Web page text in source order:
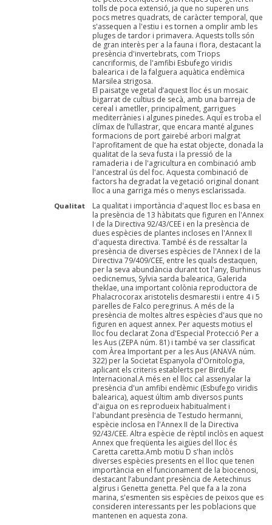
tolls de poca extensió, ja que no superen uns
pocs metres quadrats, de caràcter temporal, que
s'assequen a l'estiu i es tornen a omplir amb les
pluges de tardor i primavera. Aquests tolls són
de gran interès per a la fauna i flora, destacant la
presència d'invertebrats, com Triops
cancriformis, de l'amfibi Esbufego viridis
balearica i de la falguera aquàtica endèmica
Marsilea strigosa.
El paisatge vegetal d’aquest lloc és un mosaic
bigarrat de cultius de secà, amb una barreja de
cereal i ametller, principalment, garrigues
mediterrànies i algunes pinedes. Aquí es troba el
clímax de l’ullastrar, que encara manté algunes
formacions de port gairebé arbori malgrat
l'aprofitament de que ha estat objecte, donada la
qualitat de la seva fusta i la pressió de la
ramaderia i de l'agricultura en combinació amb
l'ancestral ús del foc. Aquesta combinació de
factors ha degradat la vegetació original donant
lloc a una garriga més o menys esclarissada.
Qualitat
La qualitat i importància d'aquest lloc es basa en
la presència de 13 hàbitats que figuren en l'Annex
I de la Directiva 92/43/CEE i en la presència de
dues espècies de plantes incloses en l'Annex II
d'aquesta directiva. També és de ressaltar la
presència de diverses espècies de l'Annex I de la
Directiva 79/409/CEE, entre les quals destaquen,
per la seva abundància durant tot l'any, Burhinus
oedicnemus, Sylvia sarda balearica, Galerida
theklae, una important colònia reproductora de
Phalacrocorax aristotelis desmarestii i entre 4 i 5
parelles de Falco peregrinus. A més de la
presència de moltes altres espècies d'aus que no
figuren en aquest annex. Per aquests motius el
lloc fou declarat Zona d'Especial Protecció Per a
les Aus (ZEPA núm. 81) i també va ser classificat
com Àrea Important per a les Aus (ANAVA núm.
322) per la Societat Espanyola d'Ornitologia,
aplicant els criteris establerts per BirdLife
Internacional.A més en el lloc cal assenyalar la
presència d'un amfibi endèmic (Esbufego viridis
balearica), aquest últim amb diversos punts
d'aigua on es reprodueix habitualment i
l'abundant presència de Testudo hermanni,
espècie inclosa en l'Annex II de la Directiva
92/43/CEE. Altra espècie de rèptil inclòs en aquest
Annex que freqüenta les aigües del lloc és
Caretta caretta.Amb motiu D s'han inclòs
diverses espècies presents en el lloc que tenen
importància en el funcionament de la biocenosi,
destacant l’abundant presència de Aetechinus
algirus i Genetta genetta. Pel que fa a la zona
marina, s'esmenten sis espècies de peixos que es
consideren interessants per les poblacions que
mantenen en aquesta zona.